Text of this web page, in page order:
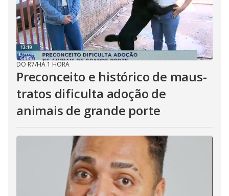
DO R7/HÁ 1 HORA
Preconceito e histórico de maus-
tratos dificulta adoção de
animais de grande porte